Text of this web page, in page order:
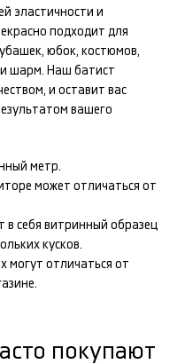
эластичности и
подходит для
юбок, костюмов,
и шарм. Наш батист
и оставит вас
вашего
метр.
может отличаться от
себя витринный образец
кусков.
могут отличаться от
покупают